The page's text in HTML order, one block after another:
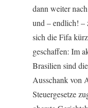
dann weiter
und – endlich! –
sich die Fifa
geschaffen: Im
Brasilien sind
Ausschank von
Steuergesetze